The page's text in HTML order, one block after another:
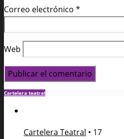
Correo electrónico *
Web
Cartelera teatral
Cartelera Teatral • 17